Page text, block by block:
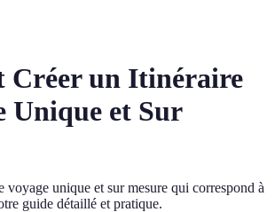
Créer un Itinéraire
Unique et Sur
voyage unique et sur mesure qui correspond à
guide détaillé et pratique.